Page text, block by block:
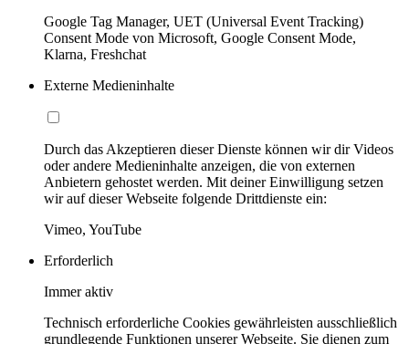
Google Tag Manager, UET (Universal Event Tracking)
Consent Mode von Microsoft, Google Consent Mode,
Klarna, Freshchat
Externe Medieninhalte
Durch das Akzeptieren dieser Dienste können wir dir Videos
oder andere Medieninhalte anzeigen, die von externen
Anbietern gehostet werden. Mit deiner Einwilligung setzen
wir auf dieser Webseite folgende Drittdienste ein:
Vimeo, YouTube
Erforderlich
Immer aktiv
Technisch erforderliche Cookies gewährleisten ausschließlich
grundlegende Funktionen unserer Webseite. Sie dienen zum